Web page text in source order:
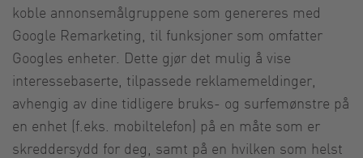
koble annonsemålgruppene som genereres med
Google Remarketing, til funksjoner som omfatter
Googles enheter. Dette gjør det mulig å vise
interessebaserte, tilpassede reklamemeldinger,
avhengig av dine tidligere bruks- og surfemønstre på
en enhet (f.eks. mobiltelefon) på en måte som er
skreddersydd for deg, samt på en hvilken som helst